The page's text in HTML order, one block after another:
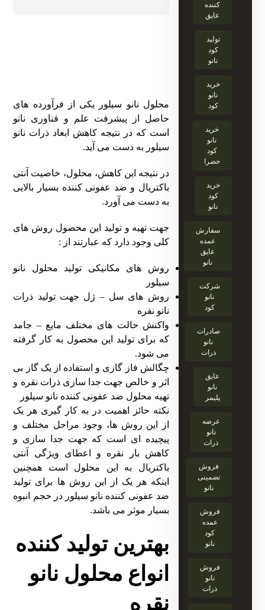
محلول نانو سیلور یکی از فرآورده های
حاصل از پیشرفت علم و فناوری نانو
است که در نتیجه کاهش ابعاد ذرات نانو
سیلور به دست می آید.
در نتیجه این کاهش، محلول، خاصیت آنتی
باکتریال و ضد عفونی کننده بسیار بالایی
به دست می آورد.
جهت تهیه و تولید این محصول روش های
کلی وجود دارد که عبارتند از :
روش های مکانیکی تولید محلول نانو
سیلور
روش های سل – ژل جهت تولید ذرات
نانو نقره
واکنش حالت های مختلف مایع – جامد
که برای تولید این محصول به کار گرفته
می شود.
چگالش فاز گازی و استفاده از یک گاز بی
اثر و خالص جهت جدا سازی ذرات نقره و
تهیه محلول ضد عفونی کننده نانو سیلور
نکته حائز اهمیت در به کار گیری هر یک
از این روش ها، وجود مراحل مختلف و
پیچیده ای است که جهت جدا سازی و
کاهش بار نقره و اعطای ویژگی آنتی
باکتریال به این محلول است همچنین
اینکه هر یک از این روش ها برای تولید
ضد عفونی کننده نانو سیلور در حجم انبوه
بسیار موثر می باشد.
بهترین تولید کننده
انواع محلول نانو
نقره
کننده
عایق
تولید
کود
نانو
خرید
نانو
کود
خرید
نانو
کود
خضرا
خرید
کود
نانو
سفارش
عمده
عایق
نانو
شرکت
نانو
کود
صادرات
نانو
ذرات
عایق
نانو
پلیمر
عرضه
نانو
ذرات
فروش
تضمینی
نانو
فروش
عمده
کود
نانو
فروش
نانو
ذرات